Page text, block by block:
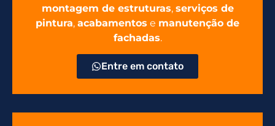
montagem de estruturas, serviços de
pintura, acabamentos e manutenção de
fachadas.
Entre em contato